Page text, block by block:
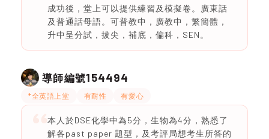
成功後，堂上可以提供練習及模擬卷。廣東話
及普通話母語。可普教中，廣教中，繁簡體，
升中呈分試，拔尖，補底，偏科，SEN。
導師編號154494
*全英語上堂 有耐性 有愛心
本人於DSE化學中為5分，生物為4分，熟悉了
解各past paper 題型，及考評局想考生所答的